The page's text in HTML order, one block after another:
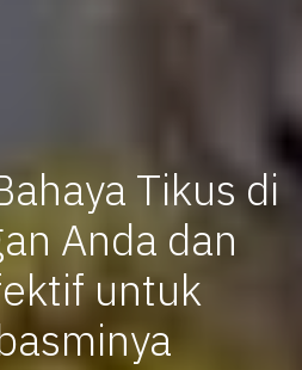
Tikus di
Anda dan
untuk